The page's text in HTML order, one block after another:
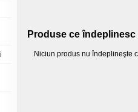
Produse ce
Niciun produs nu îndeplineşte